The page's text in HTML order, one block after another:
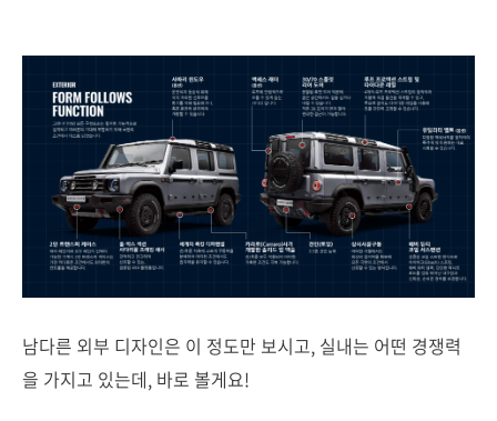
남다른 외부 디자인은 이 정도만 보시고, 실내는 어떤 경쟁력
을 가지고 있는데, 바로 볼게요!